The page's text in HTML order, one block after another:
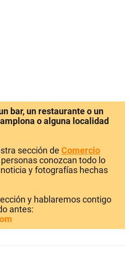
bar, un restaurante o un
o alguna localidad
sección de Comercio
conozcan todo lo
y fotografías hechas
y hablaremos contigo
antes: